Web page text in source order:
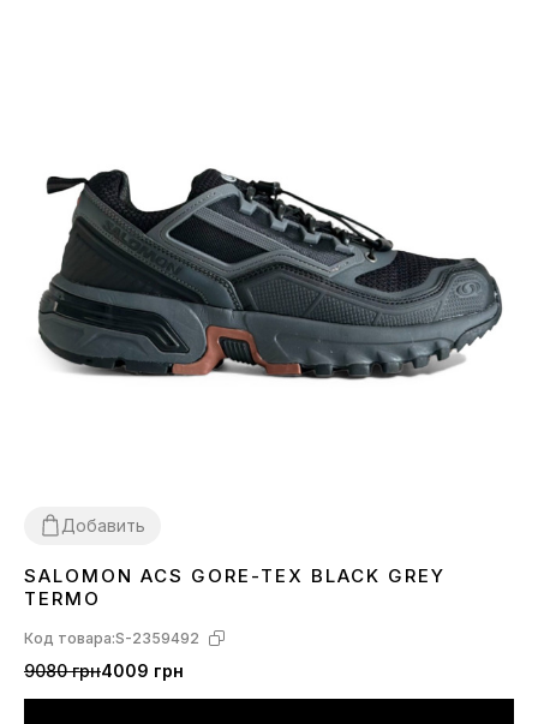
Добавить
4142
SALOMON ACS GORE-TEX BLACK GREY
TERMO
Код товара:S-2359492
9080 грн4009 грн